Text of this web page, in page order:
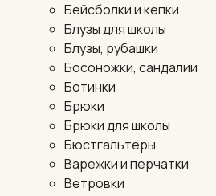
Бейсболки и кепки
Блузы для школы
Блузы, рубашки
Босоножки, сандалии
Ботинки
Брюки
Брюки для школы
Бюстгальтеры
Варежки и перчатки
Ветровки